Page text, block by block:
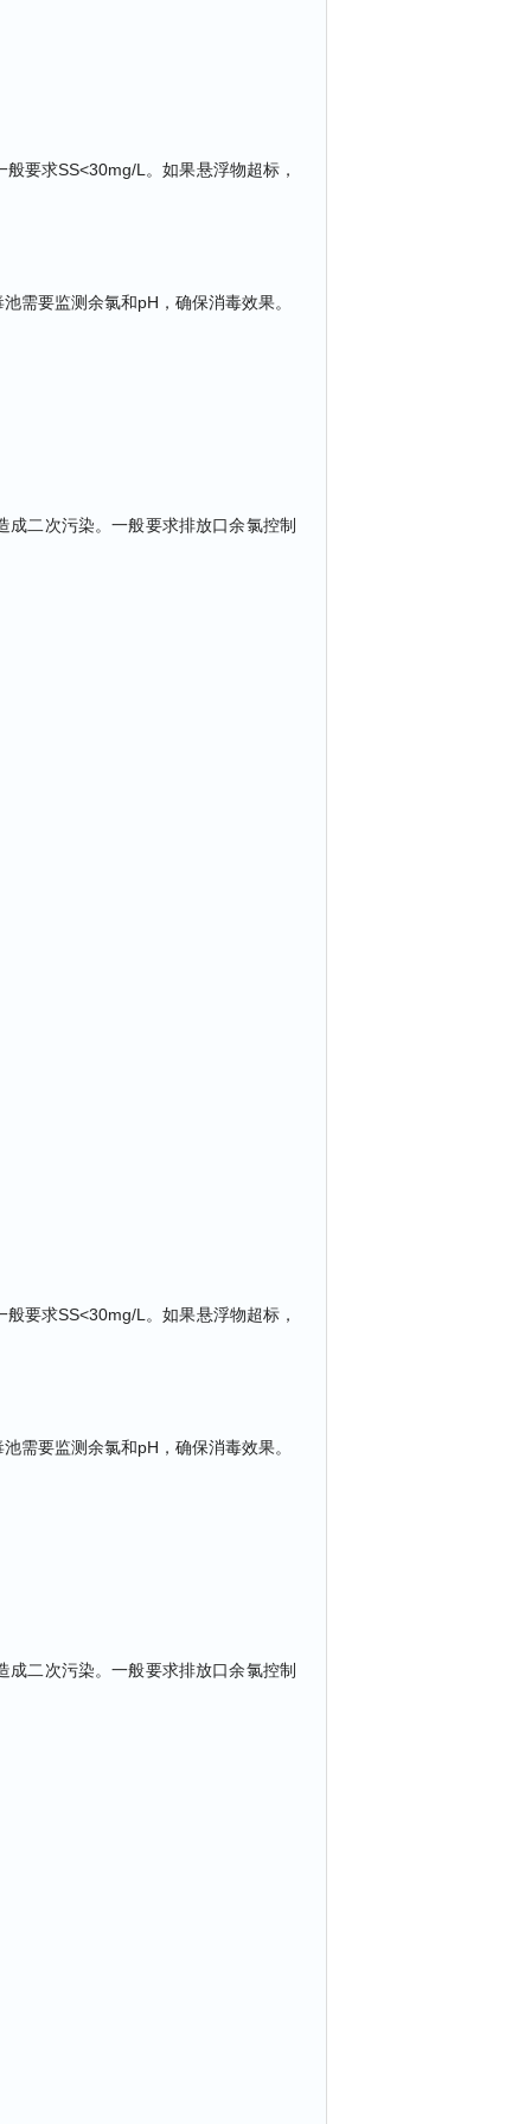
要求SS<30mg/L。如果悬浮物超标，
需要监测余氯和pH，确保消毒效果。
二次污染。一般要求排放口余氯控制
要求SS<30mg/L。如果悬浮物超标，
需要监测余氯和pH，确保消毒效果。
二次污染。一般要求排放口余氯控制